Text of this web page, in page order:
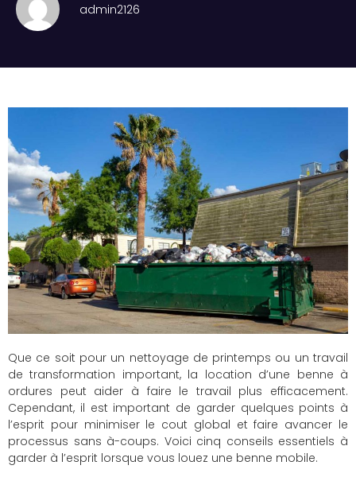
admin2126
Que ce soit pour un nettoyage de printemps ou un travail
de transformation important, la location d’une benne à
ordures peut aider à faire le travail plus efficacement.
Cependant, il est important de garder quelques points à
l’esprit pour minimiser le cout global et faire avancer le
processus sans à-coups. Voici cinq conseils essentiels à
garder à l’esprit lorsque vous louez une benne mobile.